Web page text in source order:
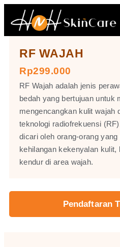
RF WAJAH
Rp299.000
RF Wajah adalah jenis
bedah yang bertujuan untuk
mengencangkan kulit wajah
teknologi radiofrekuensi
dicari oleh orang-orang
kehilangan kekenyalan
kendur di area wajah.
Pendaftaran